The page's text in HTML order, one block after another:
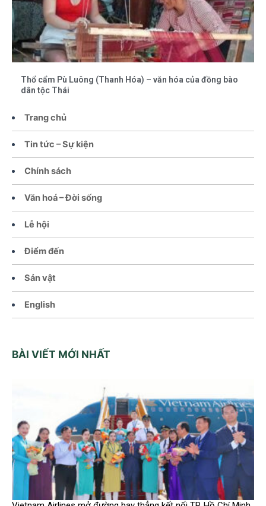
Trang chủ
Tin tức – Sự kiện
Chính sách
Văn hoá – Đời sống
Lễ hội
Điểm đến
Sản vật
English
BÀI VIẾT MỚI NHẤT
Thổ cẩm Pù Luông (Thanh Hóa) – văn hóa của đồng bào
dân tộc Thái